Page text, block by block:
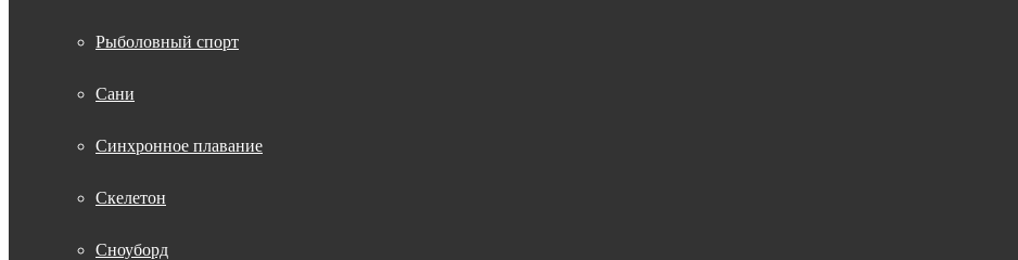
Рыболовный спорт
Сани
Синхронное плавание
Скелетон
Сноуборд